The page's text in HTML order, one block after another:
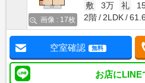
画像 : 17枚
敷
3万 礼
2階
2LDK
空室確認 無料
お店にLINE